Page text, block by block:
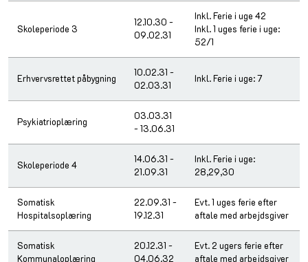
Skoleperiode 3
12.10.30 -
09.02.31
Inkl. Ferie i uge 42
Inkl. 1 uges ferie i uge:
52/1
Erhvervsrettet påbygning
10.02.31 -
02.03.31
Inkl. Ferie i uge: 7
Psykiatrioplæring
03.03.31
- 13.06.31
Skoleperiode 4
14.06.31 -
21.09.31
Inkl. Ferie i uge:
28,29,30
Somatisk
Hospitalsoplæring
22.09.31 -
19.12.31
Evt. 1 uges ferie efter
aftale med arbejdsgiver
Somatisk
Kommunaloplæring
20.12.31 -
04.06.32
Evt. 2 ugers ferie efter
aftale med arbejdsgiver